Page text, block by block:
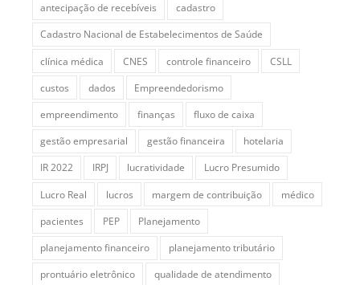
antecipação de recebíveis
cadastro
Cadastro Nacional de Estabelecimentos de Saúde
clínica médica
CNES controle financeiro
CSLL
custos
dados
Empreendedorismo
empreendimento
finanças
fluxo de caixa
gestão empresarial
gestão financeira
hotelaria
IR 2022
IRPJ lucratividade
Lucro Presumido
Lucro Real
lucros margem de contribuição
médico
pacientes
PEP
Planejamento
planejamento financeiro
planejamento tributário
prontuário eletrônico
qualidade de atendimento